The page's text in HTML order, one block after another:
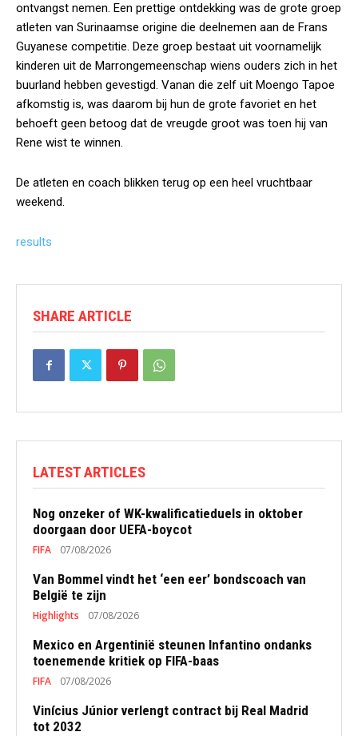
ontvangst nemen. Een prettige ontdekking was de grote groep
atleten van Surinaamse origine die deelnemen aan de Frans
Guyanese competitie. Deze groep bestaat uit voornamelijk
kinderen uit de Marrongemeenschap wiens ouders zich in het
buurland hebben gevestigd. Vanan die zelf uit Moengo Tapoe
afkomstig is, was daarom bij hun de grote favoriet en het
behoeft geen betoog dat de vreugde groot was toen hij van
Rene wist te winnen.
De atleten en coach blikken terug op een heel vruchtbaar
weekend.
results
SHARE ARTICLE
LATEST ARTICLES
Nog onzeker of WK-kwalificatieduels in oktober
doorgaan door UEFA-boycot
FIFA 07/08/2026
Van Bommel vindt het ‘een eer’ bondscoach van
België te zijn
Highlights 07/08/2026
Mexico en Argentinië steunen Infantino ondanks
toenemende kritiek op FIFA-baas
FIFA 07/08/2026
Vinícius Júnior verlengt contract bij Real Madrid
tot 2032